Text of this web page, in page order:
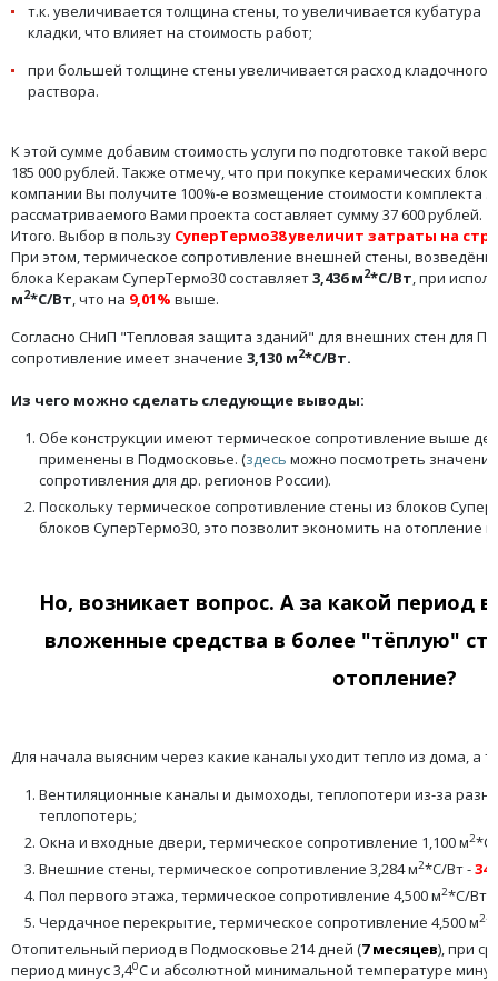
т.к. увеличивается толщина стены, то увеличивается кубатура
кладки, что влияет на стоимость работ;
при большей толщине стены увеличивается расход кладочного
раствора.
К этой сумме добавим стоимость услуги по подготовке такой
185 000 рублей. Также отмечу, что при покупке керамических
компании Вы получите 100%-е возмещение стоимости комплекта
рассматриваемого Вами проекта составляет сумму 37 600 рублей.
Итого. Выбор в пользу СуперТермо38 увеличит затраты на
При этом, термическое сопротивление внешней стены,
блока Керакам СуперТермо30 составляет3,436 м2*С/Вт, при
м2*С/Вт, что на 9,01% выше.
Согласно СНиП "Тепловая защита зданий" для внешних стен для
сопротивление имеет значение 3,130 м2*С/Вт.
Из чего можно сделать следующие выводы:
Обе конструкции имеют термическое сопротивление выше
применены в Подмосковье. (здесь можно посмотреть
сопротивления для др. регионов России).
Поскольку термическое сопротивление стены из блоков
блоков СуперТермо30, это позволит экономить на отопление
Но, возникает вопрос. А за какой период
вложенные средства в более "тёплую"
отопление?
Для начала выясним через какие каналы уходит тепло из дома, а
Вентиляционные каналы и дымоходы, теплопотери из-за
теплопотерь;
Окна и входные двери, термическое сопротивление 1,100 м2
Внешние стены, термическое сопротивление 3,284 м2*С/Вт -
Пол первого этажа, термическое сопротивление 4,500 м2*С/Вт -
Чердачное перекрытие, термическое сопротивление 4,500 м2
Отопительный период в Подмосковье 214 дней (7 месяцев), при
период минус 3,40С и абсолютной минимальной температуре минус